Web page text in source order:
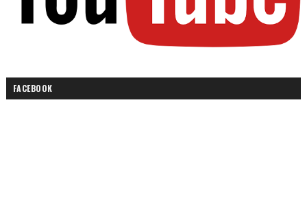
FACEBOOK